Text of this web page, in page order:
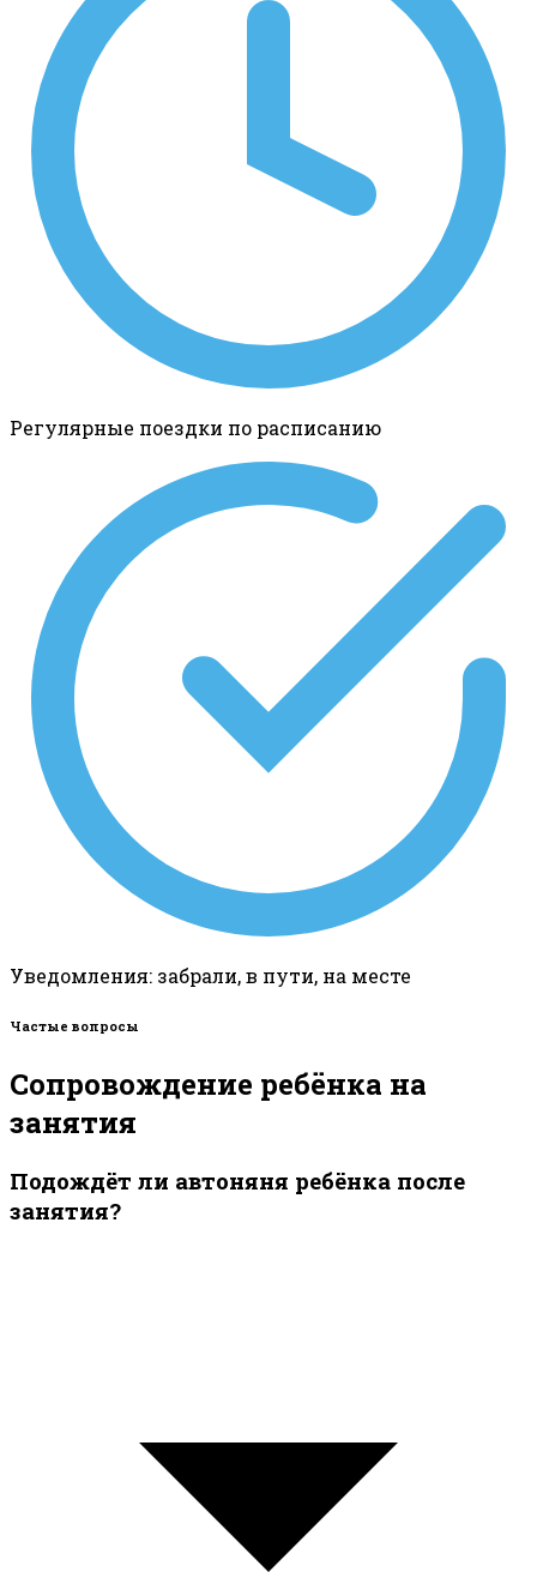
Регулярные поездки по расписанию
Уведомления: забрали, в пути, на месте
Частые вопросы
Сопровождение ребёнка на
занятия
Подождёт ли автоняня ребёнка после
занятия?